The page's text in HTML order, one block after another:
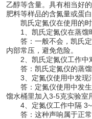
乙醇等含量。具有相当好
肥料等样品的含氮量或蛋白
凯氏定氮仪在使用的时候
1、凯氏定氮仪在蒸馏
答：一般不会，凯氏
内部常压，避免危险。
2、凯氏定氮仪工作
答：凯氏定氮仪的蒸馏
3、定氮仪使用中发现
答：定氮仪使用中发
馏水桶里加入3-5克实验室
4、定氮仪工作中隔
答：这种声响属于正常现